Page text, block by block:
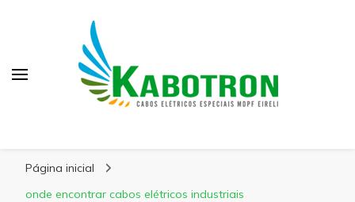
Página inicial
onde encontrar cabos elétricos industriais